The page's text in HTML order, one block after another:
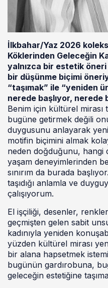
İlkbahar/Yaz 2026
Köklerinden Geleceğin
yalnızca bir estetik
bir düşünme biçimi
“taşımak” ile “yeniden
nerede başlıyor, nerede
Benim için kültürel mirası
bugüne getirmek değili
duygusunu anlayarak
motifin biçimini almak
neden doğduğunu, hangi
yaşam deneyimlerinden
sınırım da burada
taşıdığı anlamla ve
çalışıyorum.
El işçiliği, desenler,
geçmişten gelen sabit
kadınıyla yeniden
yüzden kültürel mirası
bir alana hapsetmek
bugünün gardırobuna,
geleceğin estetiğine